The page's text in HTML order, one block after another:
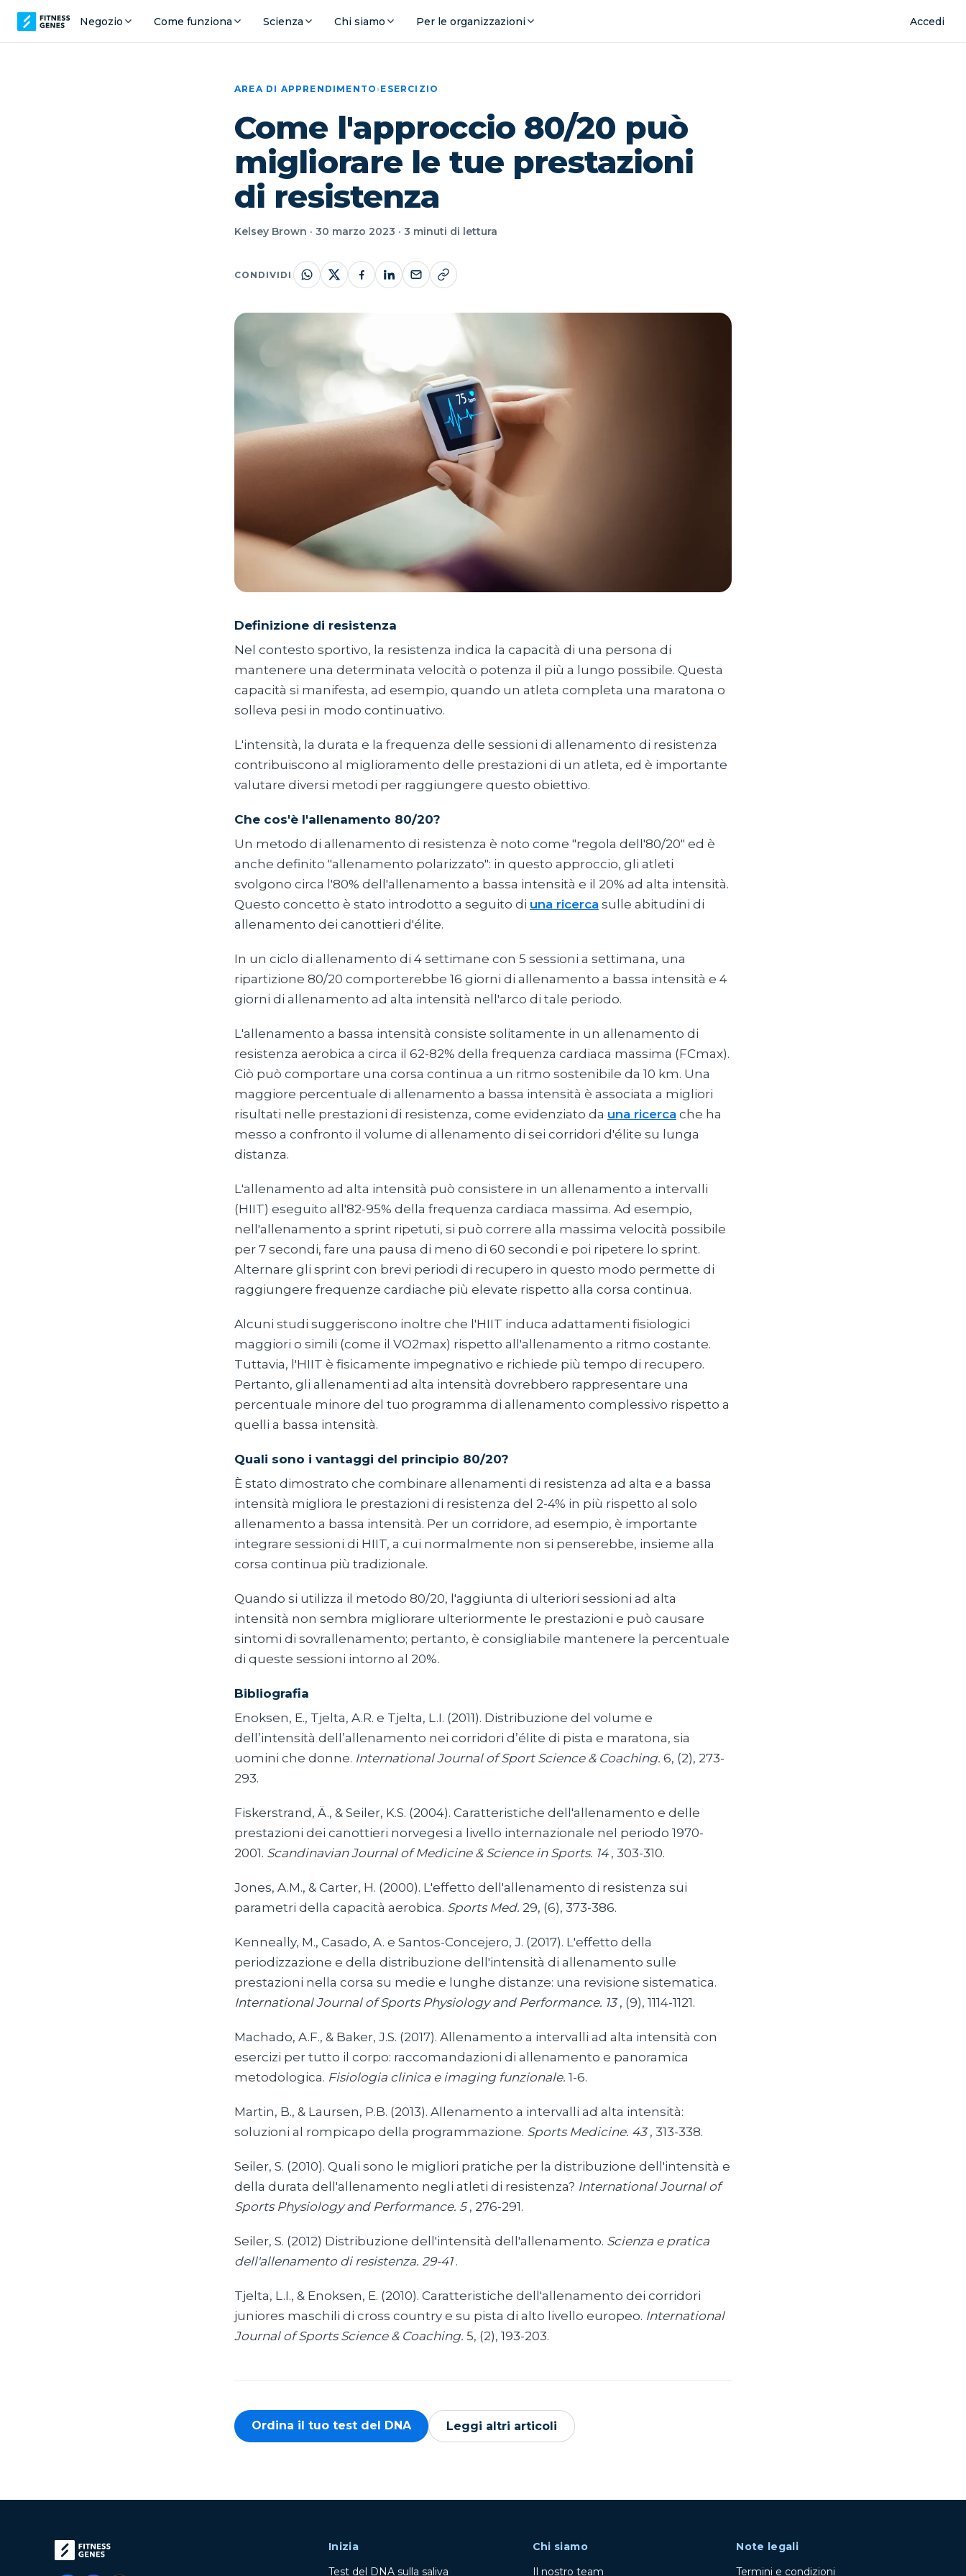
Negozio Come funziona Scienza Chi siamo Per le organizzazioni Accedi
AREA DI APPRENDIMENTO›ESERCIZIO
Come l'approccio 80/20 può
migliorare le tue prestazioni
di resistenza
Kelsey Brown · 30 marzo 2023 · 3 minuti di lettura
CONDIVIDI
Definizione di resistenza
Nel contesto sportivo, la resistenza indica la capacità di una persona di
mantenere una determinata velocità o potenza il più a lungo possibile. Questa
capacità si manifesta, ad esempio, quando un atleta completa una maratona o
solleva pesi in modo continuativo.
L'intensità, la durata e la frequenza delle sessioni di allenamento di resistenza
contribuiscono al miglioramento delle prestazioni di un atleta, ed è importante
valutare diversi metodi per raggiungere questo obiettivo.
Che cos'è l'allenamento 80/20?
Un metodo di allenamento di resistenza è noto come "regola dell'80/20" ed è
anche definito "allenamento polarizzato": in questo approccio, gli atleti
svolgono circa l'80% dell'allenamento a bassa intensità e il 20% ad alta intensità.
Questo concetto è stato introdotto a seguito di una ricerca sulle abitudini di
allenamento dei canottieri d'élite.
In un ciclo di allenamento di 4 settimane con 5 sessioni a settimana, una
ripartizione 80/20 comporterebbe 16 giorni di allenamento a bassa intensità e 4
giorni di allenamento ad alta intensità nell'arco di tale periodo.
L'allenamento a bassa intensità consiste solitamente in un allenamento di
resistenza aerobica a circa il 62-82% della frequenza cardiaca massima (FCmax).
Ciò può comportare una corsa continua a un ritmo sostenibile da 10 km. Una
maggiore percentuale di allenamento a bassa intensità è associata a migliori
risultati nelle prestazioni di resistenza, come evidenziato da una ricerca che ha
messo a confronto il volume di allenamento di sei corridori d'élite su lunga
distanza.
L'allenamento ad alta intensità può consistere in un allenamento a intervalli
(HIIT) eseguito all'82-95% della frequenza cardiaca massima. Ad esempio,
nell'allenamento a sprint ripetuti, si può correre alla massima velocità possibile
per 7 secondi, fare una pausa di meno di 60 secondi e poi ripetere lo sprint.
Alternare gli sprint con brevi periodi di recupero in questo modo permette di
raggiungere frequenze cardiache più elevate rispetto alla corsa continua.
Alcuni studi suggeriscono inoltre che l'HIIT induca adattamenti fisiologici
maggiori o simili (come il VO2max) rispetto all'allenamento a ritmo costante.
Tuttavia, l'HIIT è fisicamente impegnativo e richiede più tempo di recupero.
Pertanto, gli allenamenti ad alta intensità dovrebbero rappresentare una
percentuale minore del tuo programma di allenamento complessivo rispetto a
quelli a bassa intensità.
Quali sono i vantaggi del principio 80/20?
È stato dimostrato che combinare allenamenti di resistenza ad alta e a bassa
intensità migliora le prestazioni di resistenza del 2-4% in più rispetto al solo
allenamento a bassa intensità. Per un corridore, ad esempio, è importante
integrare sessioni di HIIT, a cui normalmente non si penserebbe, insieme alla
corsa continua più tradizionale.
Quando si utilizza il metodo 80/20, l'aggiunta di ulteriori sessioni ad alta
intensità non sembra migliorare ulteriormente le prestazioni e può causare
sintomi di sovrallenamento; pertanto, è consigliabile mantenere la percentuale
di queste sessioni intorno al 20%.
Bibliografia
Enoksen, E., Tjelta, A.R. e Tjelta, L.I. (2011). Distribuzione del volume e
dell’intensità dell’allenamento nei corridori d’élite di pista e maratona, sia
uomini che donne. International Journal of Sport Science & Coaching. 6, (2), 273-
293.
Fiskerstrand, Ä., & Seiler, K.S. (2004). Caratteristiche dell'allenamento e delle
prestazioni dei canottieri norvegesi a livello internazionale nel periodo 1970-
2001. Scandinavian Journal of Medicine & Science in Sports. 14 , 303-310.
Jones, A.M., & Carter, H. (2000). L'effetto dell'allenamento di resistenza sui
parametri della capacità aerobica. Sports Med. 29, (6), 373-386.
Kenneally, M., Casado, A. e Santos-Concejero, J. (2017). L'effetto della
periodizzazione e della distribuzione dell'intensità di allenamento sulle
prestazioni nella corsa su medie e lunghe distanze: una revisione sistematica.
International Journal of Sports Physiology and Performance. 13, (9), 1114-1121.
Machado, A.F., & Baker, J.S. (2017). Allenamento a intervalli ad alta intensità con
esercizi per tutto il corpo: raccomandazioni di allenamento e panoramica
metodologica. Fisiologia clinica e imaging funzionale. 1-6.
Martin, B., & Laursen, P.B. (2013). Allenamento a intervalli ad alta intensità:
soluzioni al rompicapo della programmazione. Sports Medicine. 43, 313-338.
Seiler, S. (2010). Quali sono le migliori pratiche per la distribuzione dell'intensità e
della durata dell'allenamento negli atleti di resistenza? International Journal of
Sports Physiology and Performance. 5, 276-291.
Seiler, S. (2012) Distribuzione dell'intensità dell'allenamento. Scienza e pratica
dell'allenamento di resistenza. 29-41 .
Tjelta, L.I., & Enoksen, E. (2010). Caratteristiche dell'allenamento dei corridori
juniores maschili di cross country e su pista di alto livello europeo. International
Journal of Sports Science & Coaching. 5, (2), 193-203.
Ordina il tuo test del DNA Leggi altri articoli
Inizia
Test del DNA sulla saliva
Chi siamo
Il nostro team
Note legali
Termini e condizioni